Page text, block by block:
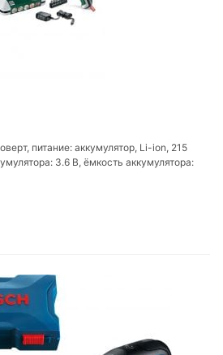
питание: аккумулятор, Li-ion, 215
3.6 В, ёмкость аккумулятора: